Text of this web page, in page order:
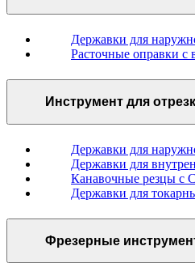
Державки для
Расточные оправки с
Инструмент для
Державки для
Державки для
Канавочные резцы
Державки для
Фрезерные